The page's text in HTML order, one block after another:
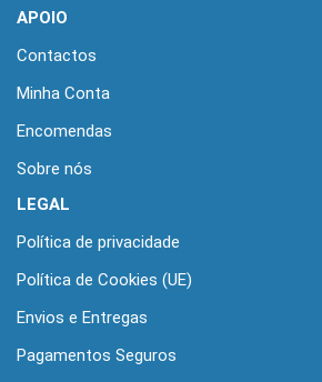
APOIO
Contactos
Minha Conta
Encomendas
Sobre nós
LEGAL
Política de privacidade
Política de Cookies (UE)
Envios e Entregas
Pagamentos Seguros